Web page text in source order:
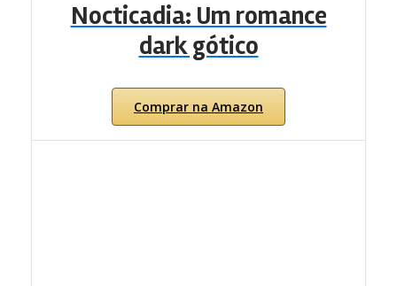
Nocticadia: Um romance
dark gótico
Comprar na Amazon